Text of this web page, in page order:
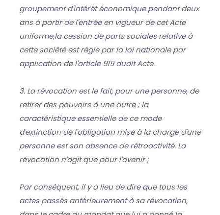
groupement d'intérêt économique pendant deux
ans à partir de l'entrée en vigueur de cet Acte
uniforme,la cession de parts sociales relative à
cette société est régie par la loi nationale par
application de l'article 919 dudit Acte.
3. La révocation est le fait, pour une personne, de
retirer des pouvoirs à une autre ; la
caractéristique essentielle de ce mode
d'extinction de l'obligation mise à la charge d'une
personne est son absence de rétroactivité. La
révocation n'agit que pour l'avenir ;
Par conséquent, il y a lieu de dire que tous les
actes passés antérieurement à sa révocation,